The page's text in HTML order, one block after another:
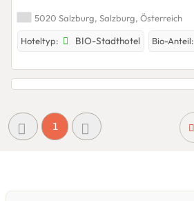
5020 Salzburg, Salzburg, Österreich
Hoteltyp: BIO-Stadthotel Bio-Anteil:
1